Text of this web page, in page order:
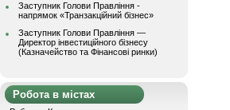
Заступник Голови Правління -
напрямок «Транзакційний бізнес»
Заступник Голови Правління —
Директор інвестиційного бізнесу
(Казначейство та Фінансові ринки)
Робота в містах